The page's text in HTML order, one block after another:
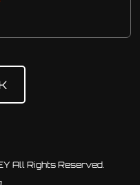
All Rights Reserved.